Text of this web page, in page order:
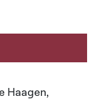
Haagen,